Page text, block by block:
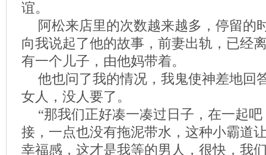
谊。
阿松来店里的次数越来越多，停留的
向我说起了他的故事，前妻出轨，已经
有一个儿子，由他妈带着。
他也问了我的情况，我鬼使神差地回
女人，没人要了。
“那我们正好凑一凑过日子，在一起
接，一点也没有拖泥带水，这种小霸道
幸福感，这才是我等的男人，很快，我